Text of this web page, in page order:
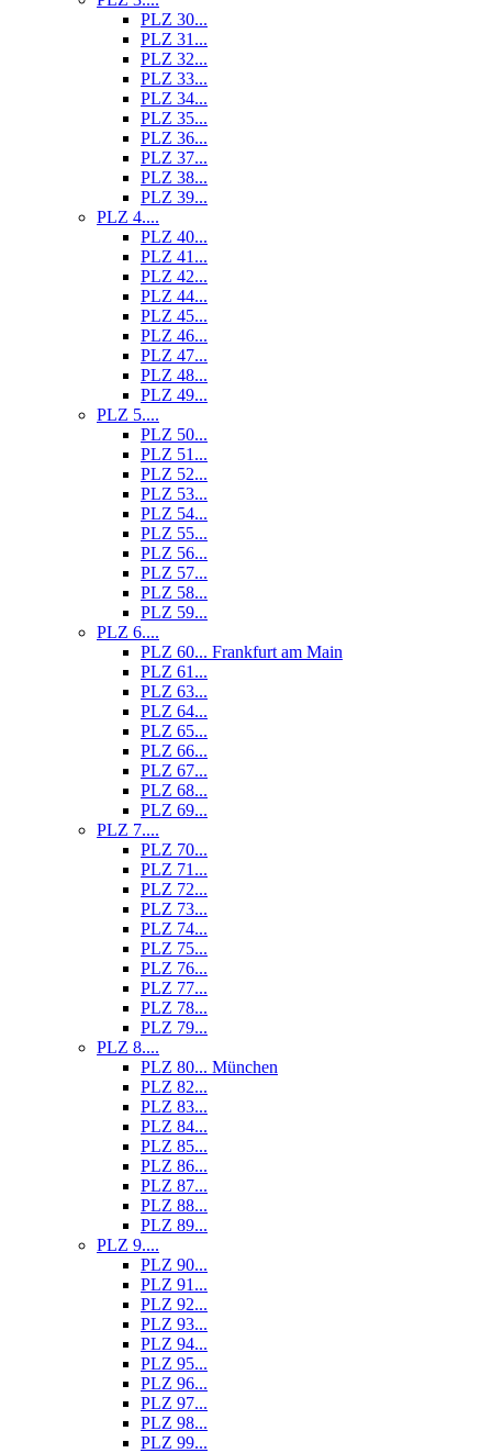
PLZ 30...
PLZ 31...
PLZ 32...
PLZ 33...
PLZ 34...
PLZ 35...
PLZ 36...
PLZ 37...
PLZ 38...
PLZ 39...
PLZ 4....
PLZ 40...
PLZ 41...
PLZ 42...
PLZ 44...
PLZ 45...
PLZ 46...
PLZ 47...
PLZ 48...
PLZ 49...
PLZ 5....
PLZ 50...
PLZ 51...
PLZ 52...
PLZ 53...
PLZ 54...
PLZ 55...
PLZ 56...
PLZ 57...
PLZ 58...
PLZ 59...
PLZ 6....
PLZ 60... Frankfurt am Main
PLZ 61...
PLZ 63...
PLZ 64...
PLZ 65...
PLZ 66...
PLZ 67...
PLZ 68...
PLZ 69...
PLZ 7....
PLZ 70...
PLZ 71...
PLZ 72...
PLZ 73...
PLZ 74...
PLZ 75...
PLZ 76...
PLZ 77...
PLZ 78...
PLZ 79...
PLZ 8....
PLZ 80... München
PLZ 82...
PLZ 83...
PLZ 84...
PLZ 85...
PLZ 86...
PLZ 87...
PLZ 88...
PLZ 89...
PLZ 9....
PLZ 90...
PLZ 91...
PLZ 92...
PLZ 93...
PLZ 94...
PLZ 95...
PLZ 96...
PLZ 97...
PLZ 98...
PLZ 99...